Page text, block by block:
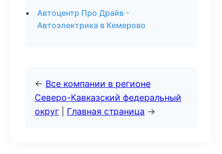
Автоцентр Про Драйв -
Автоэлектрика в Кемерово
← Все компании в регионе
Северо-Кавказский федеральный
округ
Главная страница →